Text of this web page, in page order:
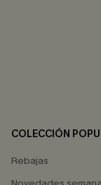
COLECCIÓN
Rebajas